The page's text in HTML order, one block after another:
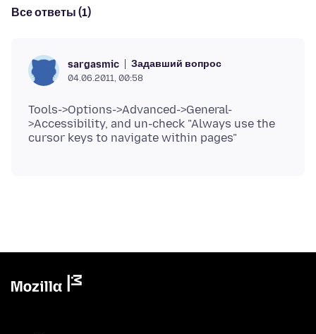
Все ответы (1)
sargasmic Задавший вопрос
04.06.2011, 00:58
Tools->Options->Advanced->General-
>Accessibility, and un-check "Always use the